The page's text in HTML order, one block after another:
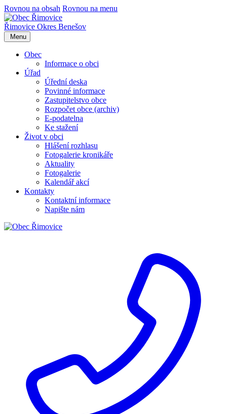
Rovnou na obsah Rovnou na menu
Řimovice Okres Benešov
Menu
Obec
Informace o obci
Úřad
Úřední deska
Povinné informace
Zastupitelstvo obce
Rozpočet obce (archiv)
E-podatelna
Ke stažení
Život v obci
Hlášení rozhlasu
Fotogalerie kronikáře
Aktuality
Fotogalerie
Kalendář akcí
Kontakty
Kontaktní informace
Napište nám